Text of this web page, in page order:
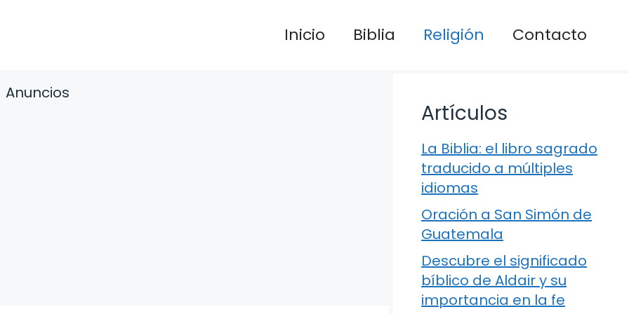
Inicio Biblia Religión Contacto
Anuncios
Artículos
La Biblia: el libro sagrado
traducido a múltiples
idiomas
Oración a San Simón de
Guatemala
Descubre el significado
bíblico de Aldair y su
importancia en la fe